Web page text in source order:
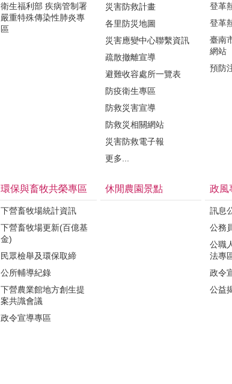
衛生福利部 疾病管制署
嚴重特殊傳染性肺炎專
區
災害防救計畫
各里防災地圖
災害應變中心聯繫資訊
疏散撤離宣導
避難收容處所一覽表
防疫衛生專區
防救災害宣導
防救災相關網站
災害防救電子報
更多...
登革
登革
臺南
網站
預防
環保與畜牧共榮專區
下營畜牧場統計資訊
下營畜牧場更新(百億基
金)
民眾檢舉及環保取締
公所輔導紀錄
下營農業館地方創生提
案共識會議
政令宣導專區
休閒農園景點 政風
訊息
公務
公職
法專
政令
公益